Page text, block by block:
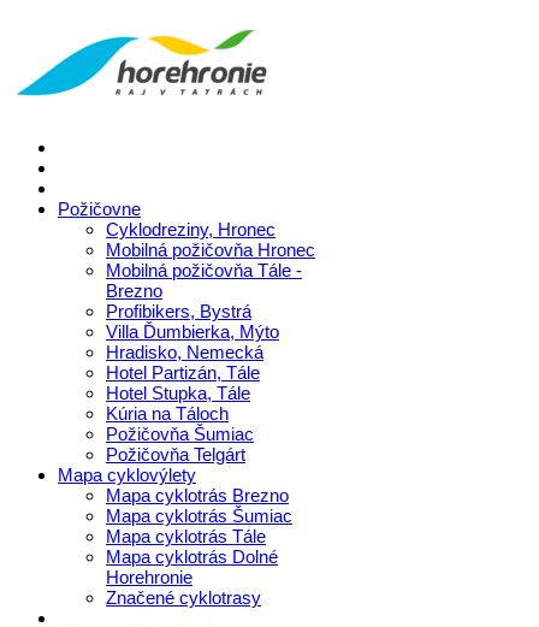
Požičovne
Cyklodreziny, Hronec
Mobilná požičovňa Hronec
Mobilná požičovňa Tále -
Brezno
Profibikers, Bystrá
Villa Ďumbierka, Mýto
Hradisko, Nemecká
Hotel Partizán, Tále
Hotel Stupka, Tále
Kúria na Táloch
Požičovňa Šumiac
Požičovňa Telgárt
Mapa cyklovýlety
Mapa cyklotrás Brezno
Mapa cyklotrás Šumiac
Mapa cyklotrás Tále
Mapa cyklotrás Dolné
Horehronie
Značené cyklotrasy